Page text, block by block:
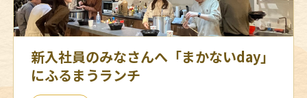
新入社員のみなさんへ「まかないday」
にふるまうランチ